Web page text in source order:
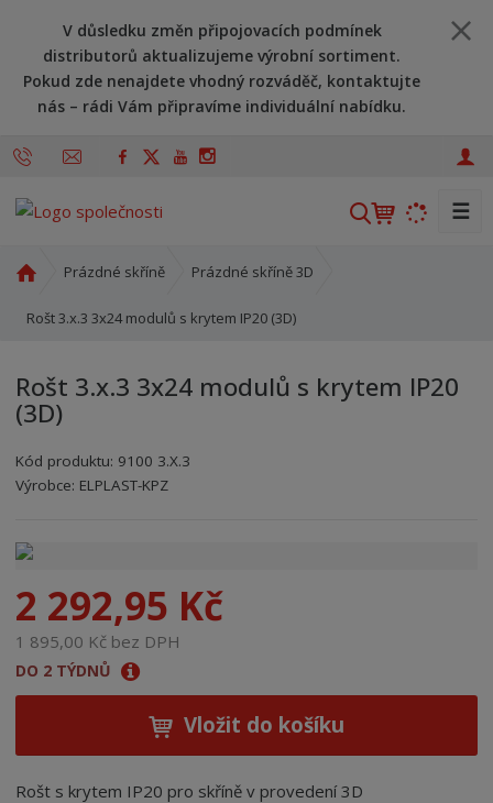
V důsledku změn připojovacích podmínek
distributorů aktualizujeme výrobní sortiment.
Pokud zde nenajdete vhodný rozváděč, kontaktujte
nás – rádi Vám připravíme individuální nabídku.
V
t
☰
o
í
r
a
Prázdné skříně Prázdné skříně 3D
Rošt 3.x.3 3x24 modulů s krytem IP20 (3D)
Rošt 3.x.3 3x24 modulů s krytem IP20
(3D)
Kód produktu: 9100 3.X.3
Kód výrobce: 8595208638497
Kód dodavatele:8595208638497
Výrobce: ELPLAST-KPZ
2 292,95 Kč
1 895,00 Kč bez DPH
DO 2 TÝDNŮ
Vložit do košíku
Rošt s krytem IP20 pro skříně v provedení 3D